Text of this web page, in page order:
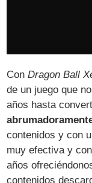
ConDragon Ball
de un juego que
años hasta
contenidos y con
muy efectiva y
años
contenidos